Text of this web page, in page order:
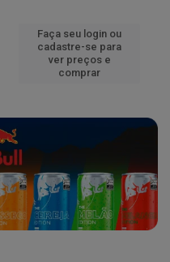
Faça seu login ou
cadastre-se para
ver preços e
comprar